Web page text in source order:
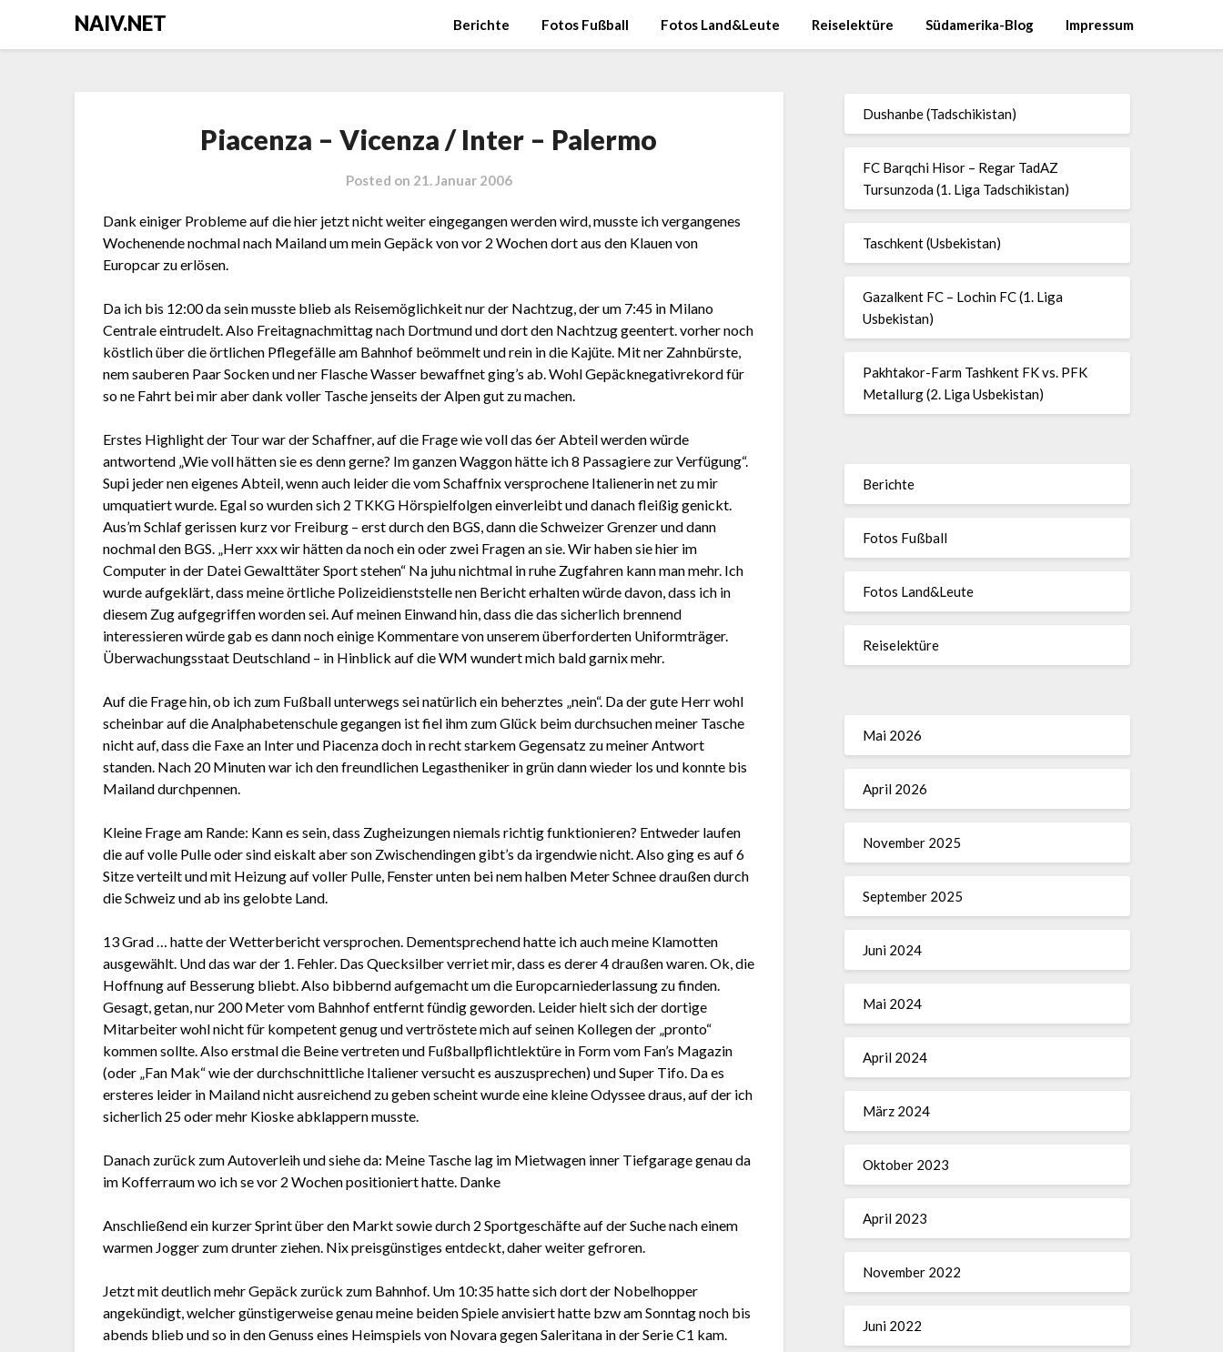
NAIV.NET Berichte Fotos Fußball Fotos Land&Leute Reiselektüre Südamerika-Blog Impressum
Piacenza – Vicenza / Inter – Palermo
Posted on 21. Januar 2006
Dank einiger Probleme auf die hier jetzt nicht weiter eingegangen werden wird, musste ich vergangenes
Wochenende nochmal nach Mailand um mein Gepäck von vor 2 Wochen dort aus den Klauen von
Europcar zu erlösen.
Da ich bis 12:00 da sein musste blieb als Reisemöglichkeit nur der Nachtzug, der um 7:45 in Milano
Centrale eintrudelt. Also Freitagnachmittag nach Dortmund und dort den Nachtzug geentert. vorher noch
köstlich über die örtlichen Pflegefälle am Bahnhof beömmelt und rein in die Kajüte. Mit ner Zahnbürste,
nem sauberen Paar Socken und ner Flasche Wasser bewaffnet ging’s ab. Wohl Gepäcknegativrekord für
so ne Fahrt bei mir aber dank voller Tasche jenseits der Alpen gut zu machen.
Erstes Highlight der Tour war der Schaffner, auf die Frage wie voll das 6er Abteil werden würde
antwortend „Wie voll hätten sie es denn gerne? Im ganzen Waggon hätte ich 8 Passagiere zur Verfügung“.
Supi jeder nen eigenes Abteil, wenn auch leider die vom Schaffnix versprochene Italienerin net zu mir
umquatiert wurde. Egal so wurden sich 2 TKKG Hörspielfolgen einverleibt und danach fleißig genickt.
Aus’m Schlaf gerissen kurz vor Freiburg – erst durch den BGS, dann die Schweizer Grenzer und dann
nochmal den BGS. „Herr xxx wir hätten da noch ein oder zwei Fragen an sie. Wir haben sie hier im
Computer in der Datei Gewalttäter Sport stehen“ Na juhu nichtmal in ruhe Zugfahren kann man mehr. Ich
wurde aufgeklärt, dass meine örtliche Polizeidienststelle nen Bericht erhalten würde davon, dass ich in
diesem Zug aufgegriffen worden sei. Auf meinen Einwand hin, dass die das sicherlich brennend
interessieren würde gab es dann noch einige Kommentare von unserem überforderten Uniformträger.
Überwachungsstaat Deutschland – in Hinblick auf die WM wundert mich bald garnix mehr.
Auf die Frage hin, ob ich zum Fußball unterwegs sei natürlich ein beherztes „nein“. Da der gute Herr wohl
scheinbar auf die Analphabetenschule gegangen ist fiel ihm zum Glück beim durchsuchen meiner Tasche
nicht auf, dass die Faxe an Inter und Piacenza doch in recht starkem Gegensatz zu meiner Antwort
standen. Nach 20 Minuten war ich den freundlichen Legastheniker in grün dann wieder los und konnte bis
Mailand durchpennen.
Kleine Frage am Rande: Kann es sein, dass Zugheizungen niemals richtig funktionieren? Entweder laufen
die auf volle Pulle oder sind eiskalt aber son Zwischendingen gibt’s da irgendwie nicht. Also ging es auf 6
Sitze verteilt und mit Heizung auf voller Pulle, Fenster unten bei nem halben Meter Schnee draußen durch
die Schweiz und ab ins gelobte Land.
13 Grad … hatte der Wetterbericht versprochen. Dementsprechend hatte ich auch meine Klamotten
ausgewählt. Und das war der 1. Fehler. Das Quecksilber verriet mir, dass es derer 4 draußen waren. Ok, die
Hoffnung auf Besserung bliebt. Also bibbernd aufgemacht um die Europcarniederlassung zu finden.
Gesagt, getan, nur 200 Meter vom Bahnhof entfernt fündig geworden. Leider hielt sich der dortige
Mitarbeiter wohl nicht für kompetent genug und vertröstete mich auf seinen Kollegen der „pronto“
kommen sollte. Also erstmal die Beine vertreten und Fußballpflichtlektüre in Form vom Fan’s Magazin
(oder „Fan Mak“ wie der durchschnittliche Italiener versucht es auszusprechen) und Super Tifo. Da es
ersteres leider in Mailand nicht ausreichend zu geben scheint wurde eine kleine Odyssee draus, auf der ich
sicherlich 25 oder mehr Kioske abklappern musste.
Danach zurück zum Autoverleih und siehe da: Meine Tasche lag im Mietwagen inner Tiefgarage genau da
im Kofferraum wo ich se vor 2 Wochen positioniert hatte. Danke
Anschließend ein kurzer Sprint über den Markt sowie durch 2 Sportgeschäfte auf der Suche nach einem
warmen Jogger zum drunter ziehen. Nix preisgünstiges entdeckt, daher weiter gefroren.
Jetzt mit deutlich mehr Gepäck zurück zum Bahnhof. Um 10:35 hatte sich dort der Nobelhopper
angekündigt, welcher günstigerweise genau meine beiden Spiele anvisiert hatte bzw am Sonntag noch bis
abends blieb und so in den Genuss eines Heimspiels von Novara gegen Saleritana in der Serie C1 kam.
Dushanbe (Tadschikistan)
FC Barqchi Hisor – Regar TadAZ
Tursunzoda (1. Liga Tadschikistan)
Taschkent (Usbekistan)
Gazalkent FC – Lochin FC (1. Liga
Usbekistan)
Pakhtakor-Farm Tashkent FK vs. PFK
Metallurg (2. Liga Usbekistan)
Berichte
Fotos Fußball
Fotos Land&Leute
Reiselektüre
Mai 2026
April 2026
November 2025
September 2025
Juni 2024
Mai 2024
April 2024
März 2024
Oktober 2023
April 2023
November 2022
Juni 2022